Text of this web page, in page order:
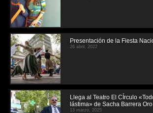
Presentación de la Fiesta
26 abril, 2022
Llega al Teatro El CÍrculo
lástima» de Sacha Barrera Oro
13 marzo, 2025